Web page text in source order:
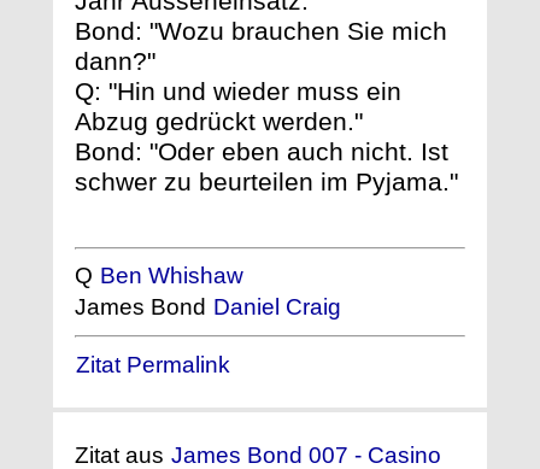
Bond: "Wozu brauchen Sie mich
dann?"
Q: "Hin und wieder muss ein
Abzug gedrückt werden."
Bond: "Oder eben auch nicht. Ist
schwer zu beurteilen im Pyjama."
Q Ben Whishaw
James Bond Daniel Craig
Zitat Permalink
Zitat aus James Bond 007 - Casino